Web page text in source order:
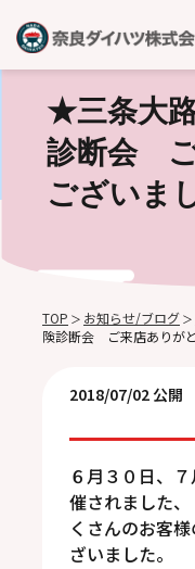
★三条大
診断会 ご
ございま
TOP ＞ お知らせ/ブログ ＞
険診断会 ご来店ありがと
2018/07/02 公開
６月３０日、
催されました
くさんのお客
ざいました。